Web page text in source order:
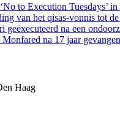
to Execution Tuesdays’ in
van het qisas-vonnis tot
geëxecuteerd na een
na 17 jaar
Haag